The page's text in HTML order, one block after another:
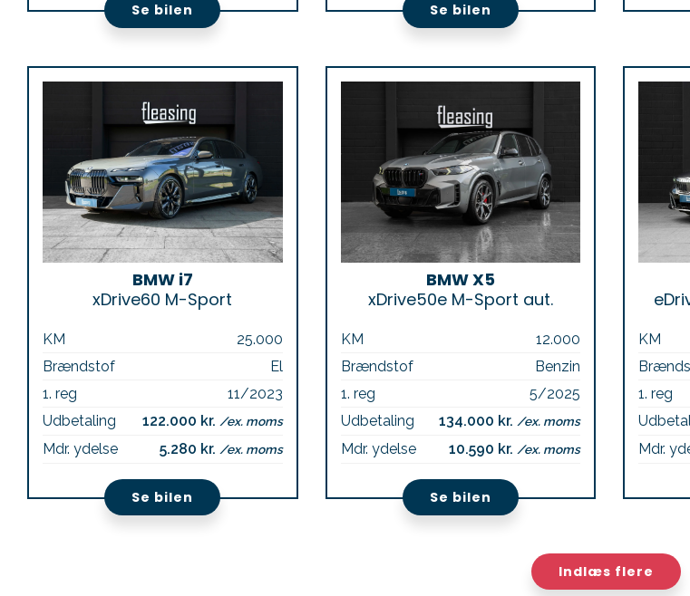
Se bilen Se bilen
BMW i7
xDrive60 M-Sport
KM
25.000
Brændstof
El
1. reg
11/2023
Udbetaling
122.000 kr. /ex. moms
Mdr. ydelse 5.280 kr. /ex. moms
Se bilen
BMW X5
xDrive50e M-Sport aut.
KM
12.000
Brændstof
Benzin
1. reg
5/2025
Udbetaling
134.000 kr. /ex. moms
Mdr. ydelse 10.590 kr. /ex. moms
Se bilen
KM
1. reg
Mdr.
Indlæs flere